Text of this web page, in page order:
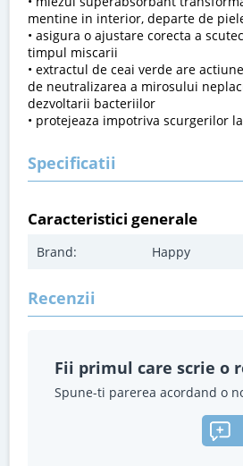
mentine in interior, departe de
• asigura o ajustare corecta a
timpul miscarii
• extractul de ceai verde are
de neutralizarea a mirosului
dezvoltarii bacteriilor
• protejeaza impotriva scurgerilor
Specificatii
Caracteristici generale
Brand: Happy
Recenzii
Fii primul care scrie o
Spune-ti parerea acordand o